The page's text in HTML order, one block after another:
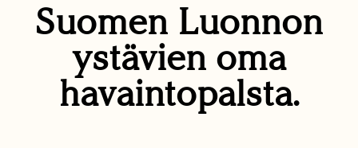
Suomen Luonnon
ystävien oma
havaintopalsta.